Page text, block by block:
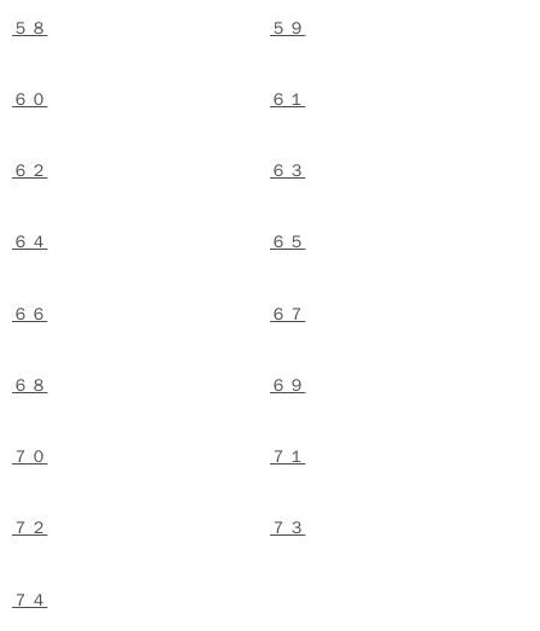
５８ ５９
６０ ６１
６２ ６３
６４ ６５
６６ ６７
６８ ６９
７０ ７１
７２ ７３
７４